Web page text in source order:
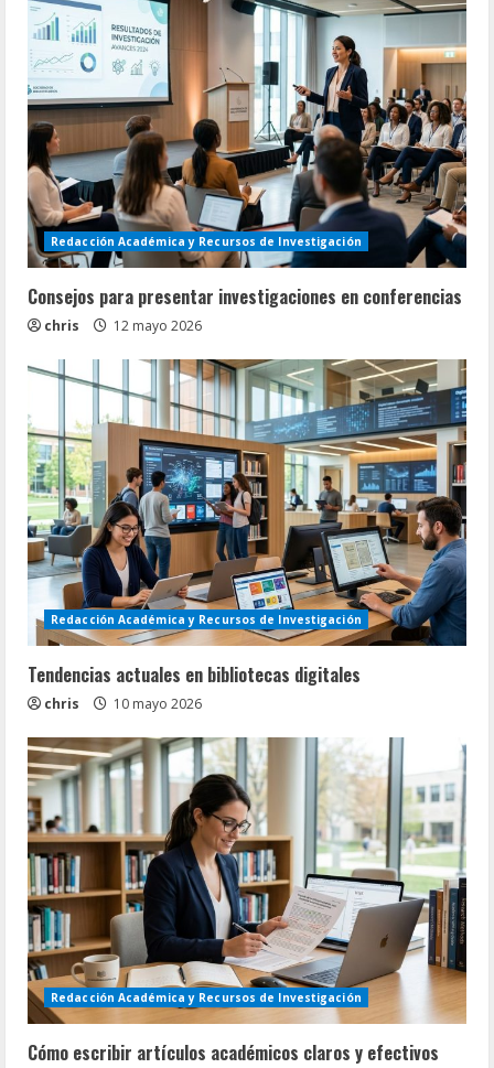
Redacción Académica y Recursos de Investigación
Consejos para presentar investigaciones en conferencias
chris 12 mayo 2026
Redacción Académica y Recursos de Investigación
Tendencias actuales en bibliotecas digitales
chris 10 mayo 2026
Redacción Académica y Recursos de Investigación
Cómo escribir artículos académicos claros y efectivos